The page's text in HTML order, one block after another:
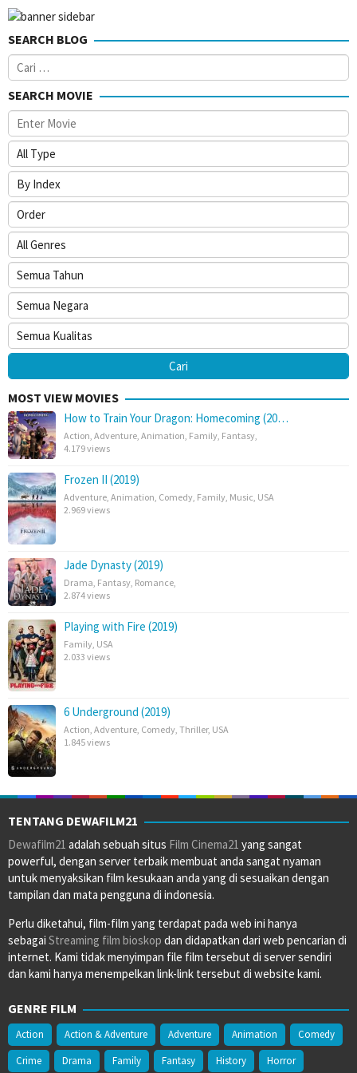
SEARCH BLOG
Cari
untuk:
SEARCH MOVIE
MOST VIEW MOVIES
How to Train Your Dragon: Homecoming (20…
Action Adventure Animation Family Fantasy
4.179 views
Frozen II (2019)
Adventure Animation Comedy Family Music USA
2.969 views
Jade Dynasty (2019)
Drama Fantasy Romance
2.874 views
Playing with Fire (2019)
Family USA
2.033 views
6 Underground (2019)
Action Adventure Comedy Thriller, USA
1.845 views
TENTANG DEWAFILM21
Dewafilm21 adalah sebuah situs Film Cinema21 yang sangat
powerful, dengan server terbaik membuat anda sangat nyaman
untuk menyaksikan film kesukaan anda yang di sesuaikan dengan
tampilan dan mata pengguna di indonesia.
Perlu diketahui, film-film yang terdapat pada web ini hanya
sebagai Streaming film bioskop dan didapatkan dari web pencarian di
internet. Kami tidak menyimpan file film tersebut di server sendiri
dan kami hanya menempelkan link-link tersebut di website kami.
GENRE FILM
Action Action & Adventure Adventure Animation
Comedy
Crime
Drama Family Fantasy History Horror